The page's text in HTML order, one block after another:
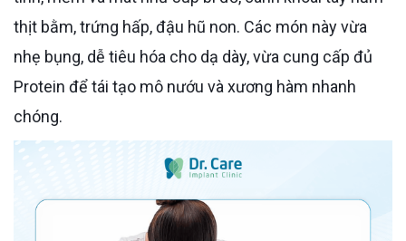
thịt bằm, trứng hấp, đậu hũ non. Các món này vừa
nhẹ bụng, dễ tiêu hóa cho dạ dày, vừa cung cấp đủ
Protein để tái tạo mô nướu và xương hàm nhanh
chóng.